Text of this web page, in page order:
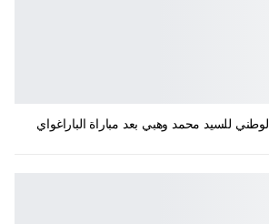
للسيد محمد وهبي بعد مباراة الباراغواي